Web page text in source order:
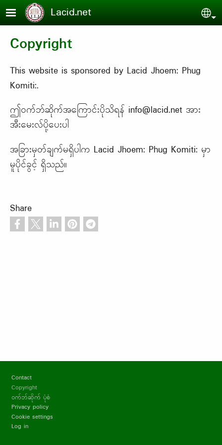
Skip to main content
Lacid.net
Copyright
This website is sponsored by Lacid Jhoem: Phug
Komiti:.
ဤဝက်ဘ်ဆိုက်အကြောင်းပိုသိရန် info@lacid.net အား
အီးမေးလ်ပို့ပေးပါ
အခြားမှတ်ချက်မရှိပါက Lacid Jhoem: Phug Komiti: မှာ
မူပိုင်ခွင့် ရှိသည်။
Share
Footer
Contact
Copyright
ဝက်ဘ်ဆိုက် ပုံစံ
Privacy policy
Cookie settings
Log in